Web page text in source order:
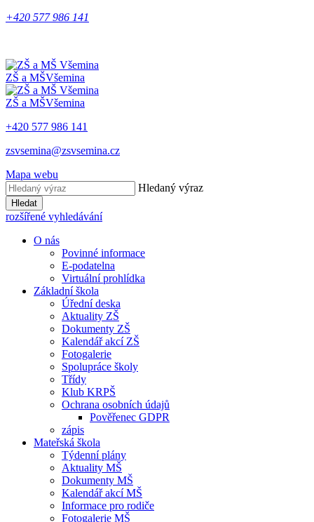
+420 577 986 141
ZŠ a MŠVšemina
ZŠ a MŠVšemina
+420 577 986 141
zsvsemina@zsvsemina.cz
Mapa webu
Hledaný výraz
Hledat
rozšířené vyhledávání
O nás
Povinné informace
E-podatelna
Virtuální prohlídka
Základní škola
Úřední deska
Aktuality ZŠ
Dokumenty ZŠ
Kalendář akcí ZŠ
Fotogalerie
Spolupráce školy
Třídy
Klub KRPŠ
Ochrana osobních údajů
Pověřenec GDPR
zápis
Mateřská škola
Týdenní plány
Aktuality MŠ
Dokumenty MŠ
Kalendář akcí MŠ
Informace pro rodiče
Fotogalerie MŠ